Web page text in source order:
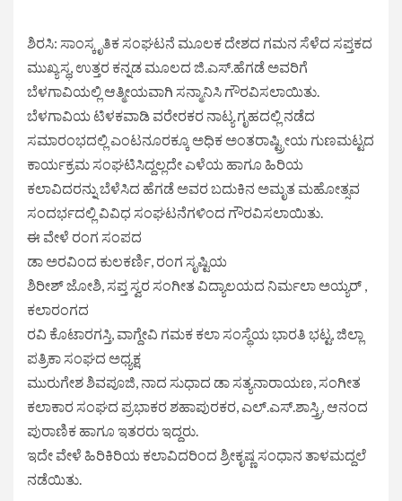
ಶಿರಸಿ: ಸಾಂಸ್ಕೃತಿಕ ಸಂಘಟನೆ ಮೂಲಕ ದೇಶದ ಗಮನ ಸೆಳೆದ ಸಪ್ತಕದ
ಮುಖ್ಯಸ್ಥ, ಉತ್ತರ ಕನ್ನಡ ಮೂಲದ ಜಿ.ಎಸ್.ಹೆಗಡೆ ಅವರಿಗೆ
ಬೆಳಗಾವಿಯಲ್ಲಿ ಆತ್ಮೀಯವಾಗಿ ಸನ್ಮಾನಿಸಿ ಗೌರವಿಸಲಾಯಿತು.
ಬೆಳಗಾವಿಯ ಟಿಳಕವಾಡಿ ವರೇರಕರ ನಾಟ್ಯ ಗೃಹದಲ್ಲಿ ನಡೆದ
ಸಮಾರಂಭದಲ್ಲಿ ಎಂಟನೂರಕ್ಕೂ ಅಧಿಕ ಅಂತರಾಷ್ಟ್ರೀಯ ಗುಣಮಟ್ಟದ
ಕಾರ್ಯಕ್ರಮ ಸಂಘಟಿಸಿದ್ದಲ್ಲದೇ ಎಳೆಯ ಹಾಗೂ ಹಿರಿಯ
ಕಲಾವಿದರನ್ನು ಬೆಳೆಸಿದ ಹೆಗಡೆ ಅವರ ಬದುಕಿನ ಅಮೃತ ಮಹೋತ್ಸವ
ಸಂದರ್ಭದಲ್ಲಿ ವಿವಿಧ ಸಂಘಟನೆಗಳಿಂದ ಗೌರವಿಸಲಾಯಿತು‌.
ಈ ವೇಳೆ ರಂಗ ಸಂಪದ
ಡಾ ಅರವಿಂದ ಕುಲಕರ್ಣಿ, ರಂಗ ಸೃಷ್ಟಿಯ
ಶಿರೀಶ್ ಜೋಶಿ, ಸಪ್ತ ಸ್ವರ ಸಂಗೀತ ವಿದ್ಯಾಲಯದ ನಿರ್ಮಲಾ ಅಯ್ಯರ್ ,
ಕಲಾರಂಗದ
ರವಿ ಕೊಟಾರಗಸ್ತಿ, ವಾಗ್ದೇವಿ ಗಮಕ ಕಲಾ ಸಂಸ್ಥೆಯ ಭಾರತಿ ಭಟ್ಟ, ಜಿಲ್ಲಾ
ಪತ್ರಿಕಾ ಸಂಘದ‌ ಅಧ್ಯಕ್ಷ
ಮುರುಗೇಶ ಶಿವಪೂಜಿ, ನಾದ ಸುಧಾದ ಡಾ ಸತ್ಯನಾರಾಯಣ, ಸಂಗೀತ
ಕಲಾಕಾರ ಸಂಘದ ಪ್ರಭಾಕರ ಶಹಾಪುರಕರ, ಎಲ್.ಎಸ್.ಶಾಸ್ತ್ರಿ, ಆನಂದ
ಪುರಾಣಿಕ ಹಾಗೂ ಇತರರು ಇದ್ದರು.
ಇದೇ ವೇಳೆ ಹಿರಿಕಿರಿಯ ಕಲಾವಿದರಿಂದ ಶ್ರೀಕೃಷ್ಣ ಸಂಧಾನ ತಾಳಮದ್ದಲೆ
ನಡೆಯಿತು.